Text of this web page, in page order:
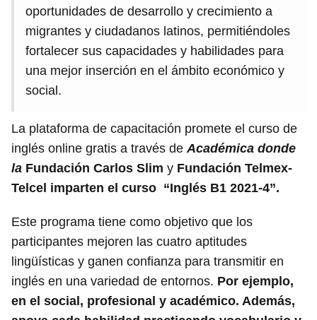
oportunidades de desarrollo y crecimiento a
migrantes y ciudadanos latinos, permitiéndoles
fortalecer sus capacidades y habilidades para
una mejor inserción en el ámbito económico y
social.
La plataforma de capacitación promete el curso de
inglés online gratis a través deAcadémica donde
la Fundación Carlos Slim y Fundación Telmex-
Telcel imparten el curso “Inglés B1 2021-4”.
Este programa tiene como objetivo que los
participantes mejoren las cuatro aptitudes
lingüísticas y ganen confianza para transmitir en
inglés en una variedad de entornos. Por ejemplo,
en el social, profesional y académico. Además,